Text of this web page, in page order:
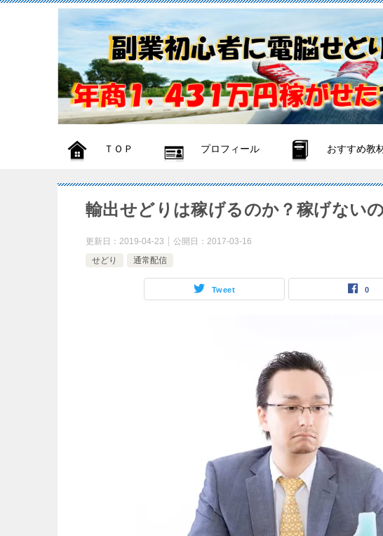
ＴＯＰ プロフィール おすすめ教
輸出せどりは稼げるのか？稼げない
更新日： 2019-04-23 公開日： 2017-03-16
せどり
通常配信
Tweet 0